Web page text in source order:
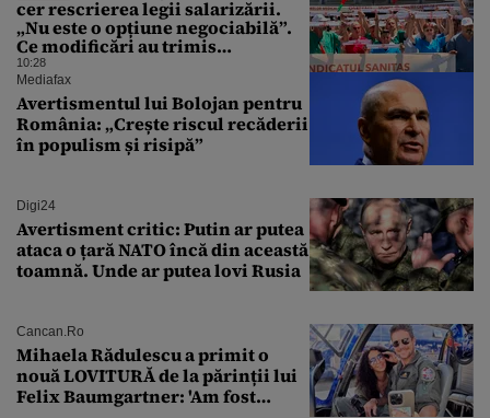
cer rescrierea legii salarizării.
„Nu este o opțiune negociabilă”.
Ce modificări au trimis
Guvernului Bolojan
10:28
Mediafax
Avertismentul lui Bolojan pentru
România: „Crește riscul recăderii
în populism și risipă”
Digi24
Avertisment critic: Putin ar putea
ataca o țară NATO încă din această
toamnă. Unde ar putea lovi Rusia
Cancan.ro
Mihaela Rădulescu a primit o
nouă LOVITURĂ de la părinții lui
Felix Baumgartner: 'Am fost